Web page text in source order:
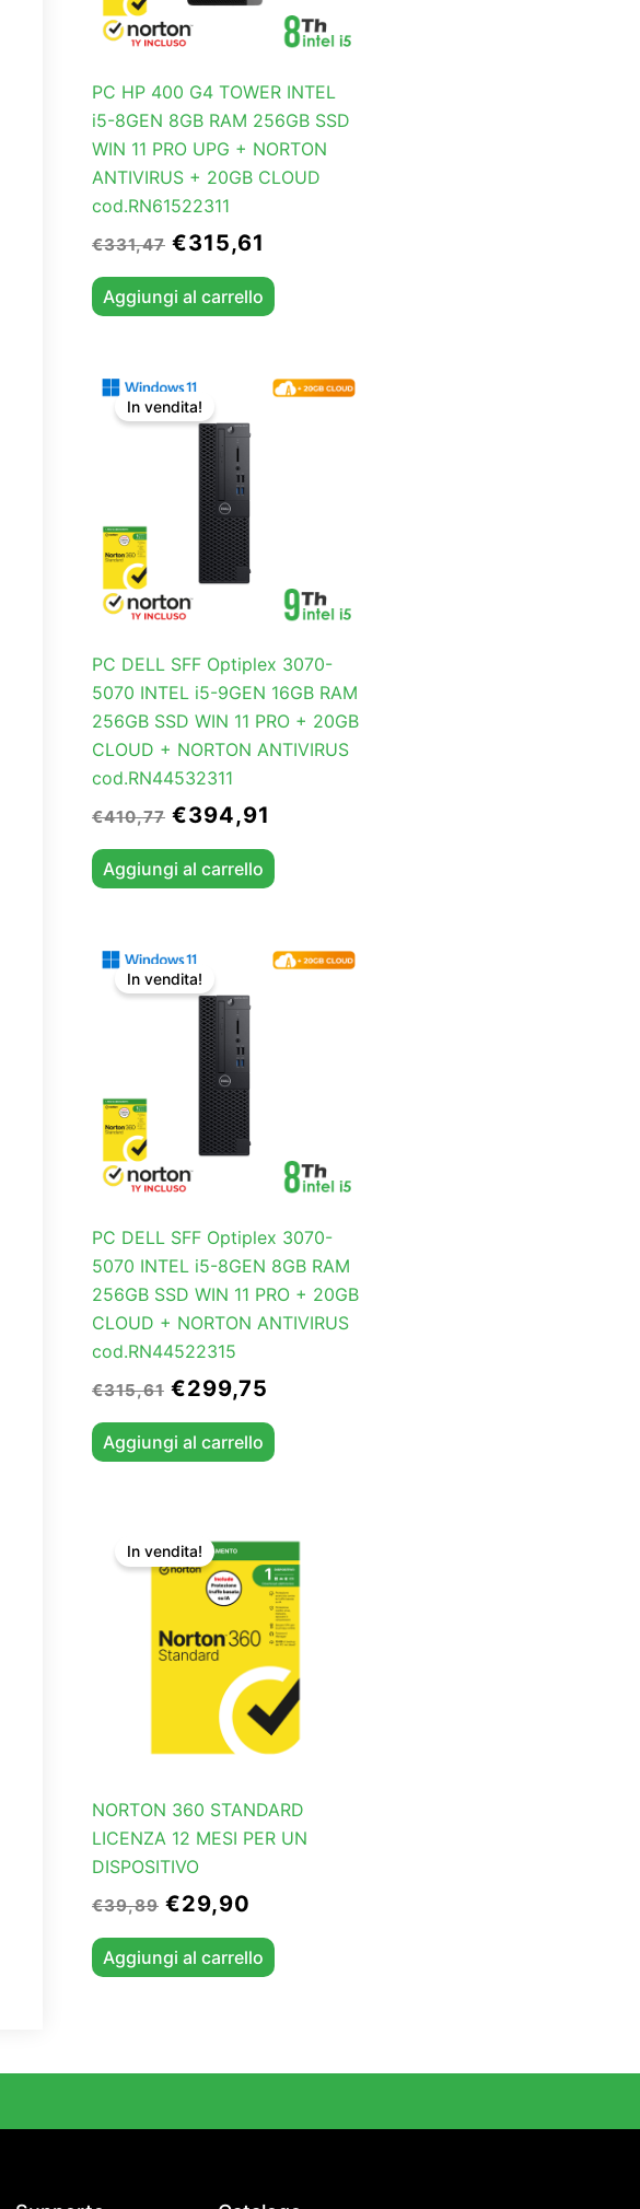
Successivo
PC HP 400 G4 TOWER INTEL
i5-8GEN 8GB RAM 256GB SSD
WIN 11 PRO UPG + NORTON
ANTIVIRUS + 20GB CLOUD
cod.RN61522311
€331,47 €315,61
Aggiungi al carrello
In vendita!
PC DELL SFF Optiplex 3070-
5070 INTEL i5-9GEN 16GB RAM
256GB SSD WIN 11 PRO + 20GB
CLOUD + NORTON ANTIVIRUS
cod.RN44532311
€410,77
Il
prezzo
originale
era:
€410,77.
€394,91
Il
Aggiungi al carrello
In vendita!
PC DELL SFF Optiplex 3070-
5070 INTEL i5-8GEN 8GB RAM
256GB SSD WIN 11 PRO + 20GB
CLOUD + NORTON ANTIVIRUS
cod.RN44522315
€315,61
Il
prezzo
originale
era:
€315,61.
€299,75
Il
Aggiungi al carrello
In vendita!
NORTON 360 STANDARD
LICENZA 12 MESI PER UN
DISPOSITIVO
€39,89
prezzo
originale
€39,89.
€29,90
prezzo
attuale
è:
€29,90.
Aggiungi al carrello